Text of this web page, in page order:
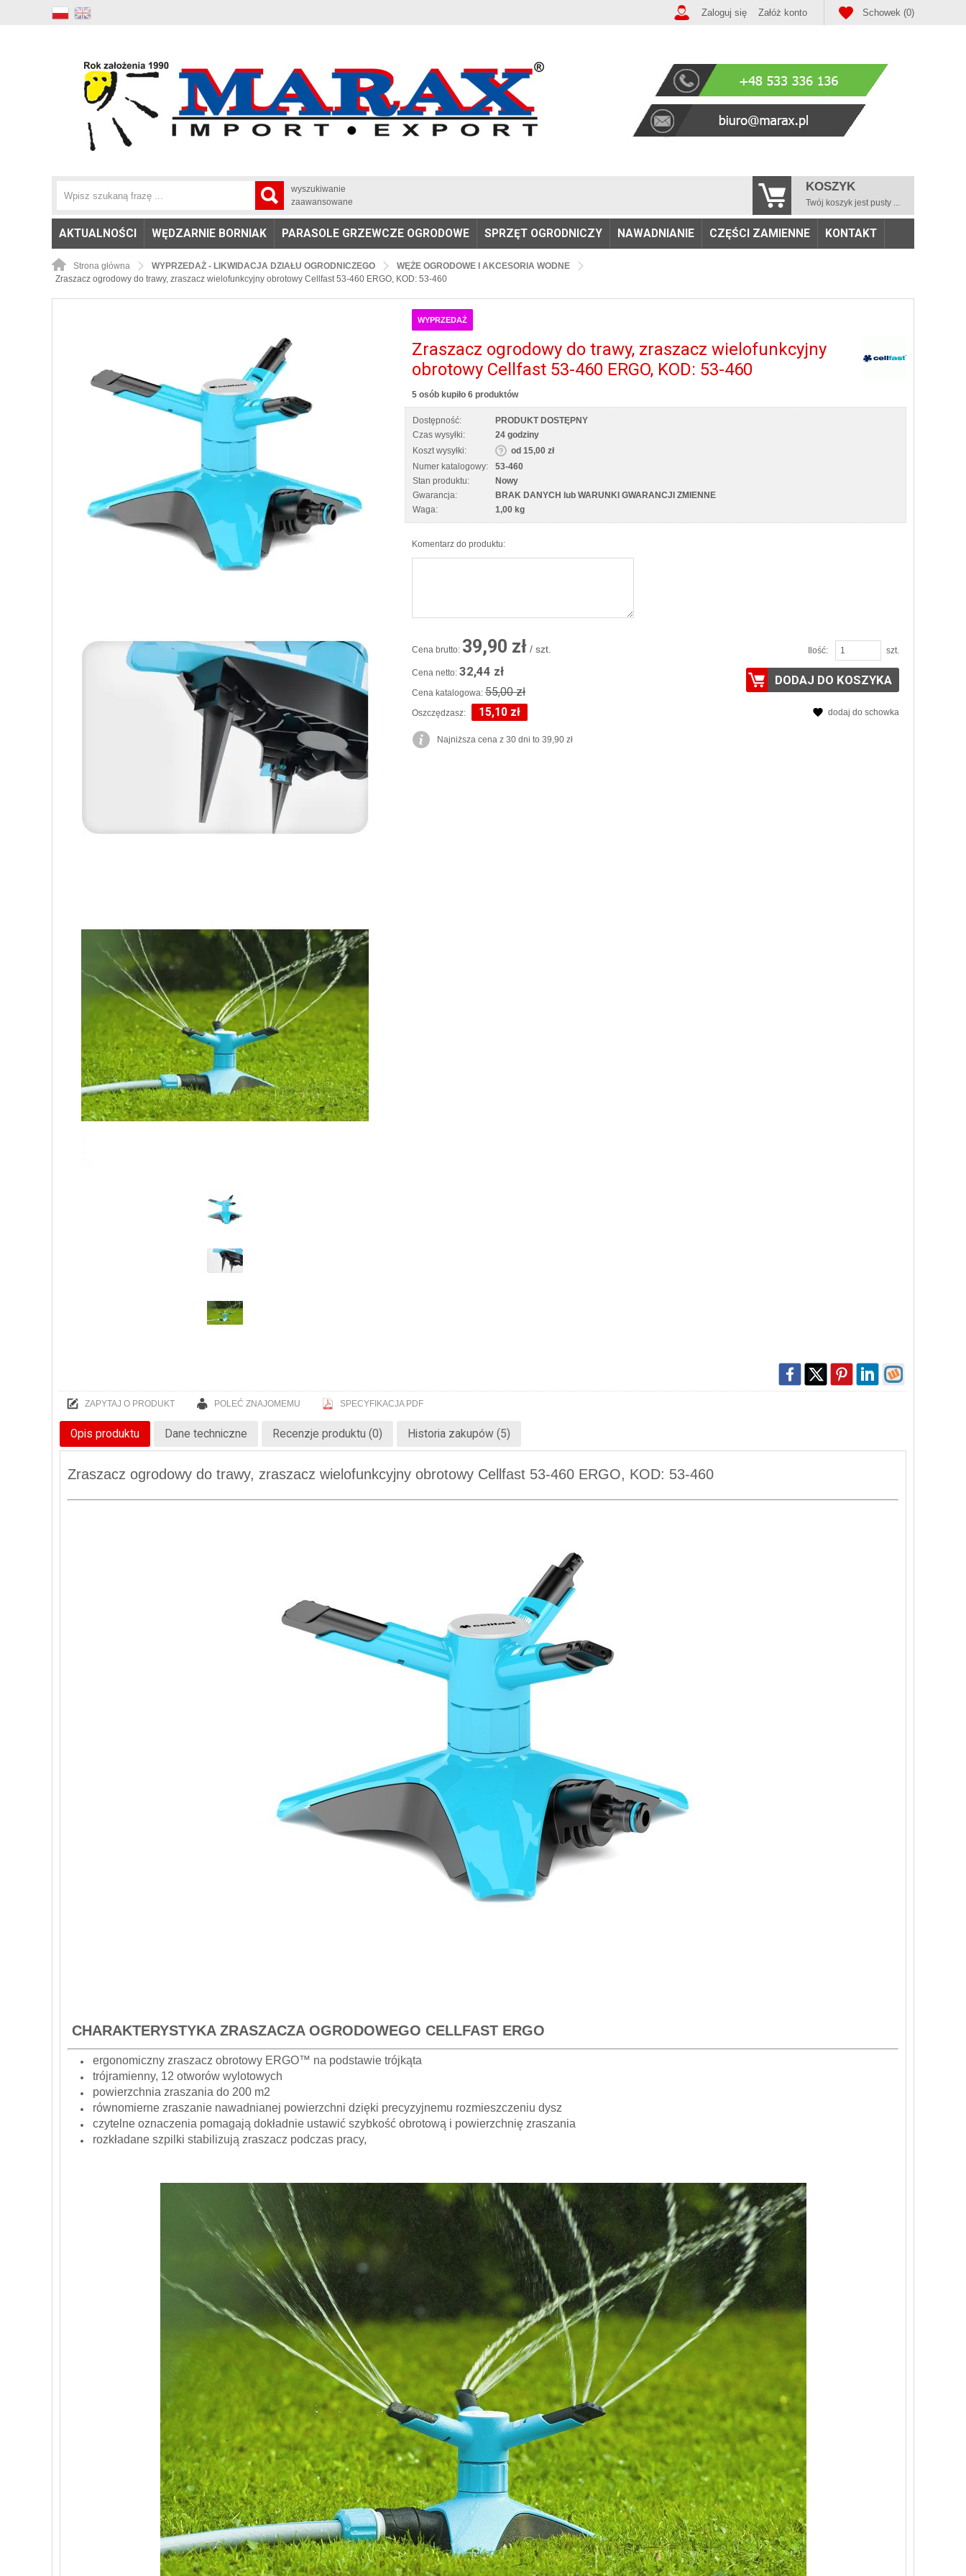
Schowek (0)
Zaloguj się Załóż konto
wyszukiwanie
zaawansowane
KOSZYK
Twój koszyk jest pusty ...
AKTUALNOŚCI WĘDZARNIE BORNIAK PARASOLE GRZEWCZE OGRODOWE SPRZĘT OGRODNICZY NAWADNIANIE CZĘŚCI ZAMIENNE KONTAKT
Strona główna WYPRZEDAŻ - LIKWIDACJA DZIAŁU OGRODNICZEGO
WĘŻE OGRODOWE I AKCESORIA WODNE
Zraszacz ogrodowy do trawy, zraszacz wielofunkcyjny obrotowy Cellfast 53-460 ERGO, KOD: 53-460
WYPRZEDAŻ
Zraszacz ogrodowy do trawy, zraszacz wielofunkcyjny
obrotowy Cellfast 53-460 ERGO, KOD: 53-460
5 osób kupiło 6 produktów
Dostępność:
PRODUKT DOSTĘPNY
Czas wysyłki:
24 godziny
Koszt wysyłki:
od 15,00 zł
Numer katalogowy:
53-460
Stan produktu:
Nowy
Gwarancja:
BRAK DANYCH lub WARUNKI GWARANCJI ZMIENNE
Waga:
1,00 kg
Komentarz do produktu:
Cena brutto: 39,90 zł / szt.
Cena netto: 32,44 zł
Cena katalogowa: 55,00 zł
Oszczędzasz: 15,10 zł
Najniższa cena z 30 dni to 39,90 zł
Ilość: szt.
DODAJ DO KOSZYKA
dodaj do schowka
ZAPYTAJ O PRODUKT POLEĆ ZNAJOMEMU SPECYFIKACJA PDF
Opis produktu Dane techniczne Recenzje produktu (0) Historia zakupów (5)
Zraszacz ogrodowy do trawy, zraszacz wielofunkcyjny obrotowy Cellfast 53-460 ERGO, KOD: 53-460
CHARAKTERYSTYKA ZRASZACZA OGRODOWEGO CELLFAST ERGO
ergonomiczny zraszacz obrotowy ERGO™ na podstawie trójkąta
trójramienny, 12 otworów wylotowych
powierzchnia zraszania do 200 m2
równomierne zraszanie nawadnianej powierzchni dzięki precyzyjnemu rozmieszczeniu dysz
czytelne oznaczenia pomagają dokładnie ustawić szybkość obrotową i powierzchnię zraszania
rozkładane szpilki stabilizują zraszacz podczas pracy,